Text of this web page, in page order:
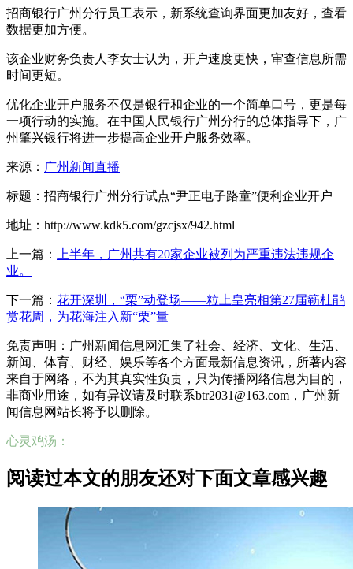
招商银行广州分行员工表示，新系统查询界面更加友好，查看
数据更加方便。
该企业财务负责人李女士认为，开户速度更快，审查信息所需
时间更短。
优化企业开户服务不仅是银行和企业的一个简单口号，更是每
一项行动的实施。在中国人民银行广州分行的总体指导下，广
州肇兴银行将进一步提高企业开户服务效率。
来源： 广州新闻直播
标题：招商银行广州分行试点“尹正电子路童”便利企业开户
地址：http://www.kdk5.com/gzcjsx/942.html
上一篇：
上半年，广州共有20家企业被列为严重违法违规企
业。
下一篇： 花开深圳，“栗”动登场——粒上皇亮相第27届簕杜鹃
赏花周，为花海注入新“栗”量
免责声明：广州新闻信息网汇集了社会、经济、文化、生活、
新闻、体育、财经、娱乐等各个方面最新信息资讯，所著内容
来自于网络，不为其真实性负责，只为传播网络信息为目的，
非商业用途，如有异议请及时联系btr2031@163.com，广州新
闻信息网站长将予以删除。
心灵鸡汤：
阅读过本文的朋友还对下面文章感兴趣